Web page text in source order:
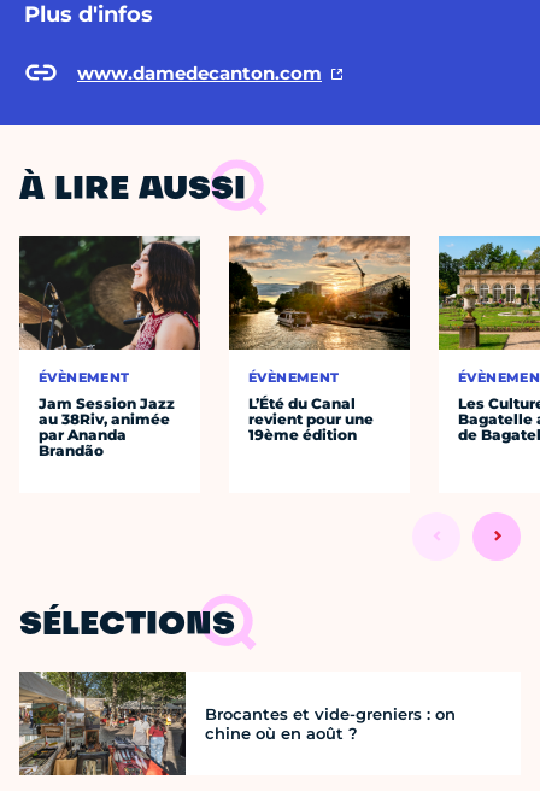
Plus d'infos
www.damedecanton.com
À LIRE AUSSI
ÉVÈNEMENT
Jam Session Jazz
au 38Riv, animée
par Ananda
Brandão
ÉVÈNEMENT
L’Été du Canal
revient pour une
19ème édition
Les
Bagatelle
de
SÉLECTIONS
Brocantes et vide-greniers : on
chine où en août ?